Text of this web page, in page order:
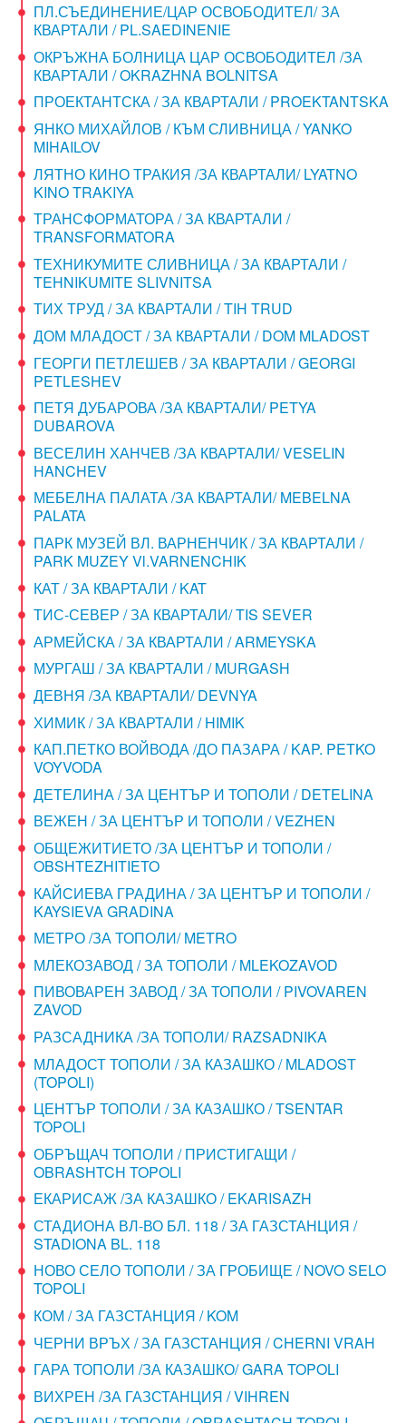
ПЛ.СЪЕДИНЕНИЕ/ЦАР ОСВОБОДИТЕЛ/ ЗА
КВАРТАЛИ / PL.SAEDINENIE
ОКРЪЖНА БОЛНИЦА ЦАР ОСВОБОДИТЕЛ /ЗА
КВАРТАЛИ / OKRAZHNA BOLNITSA
ПРОЕКТАНТСКА / ЗА КВАРТАЛИ / PROEKTANTSKA
ЯНКО МИХАЙЛОВ / КЪМ СЛИВНИЦА / YANKO
MIHAILOV
ЛЯТНО КИНО ТРАКИЯ /ЗА КВАРТАЛИ/ LYATNO
KINO TRAKIYA
ТРАНСФОРМАТОРА / ЗА КВАРТАЛИ /
TRANSFORMATORA
ТЕХНИКУМИТЕ СЛИВНИЦА / ЗА КВАРТАЛИ /
TEHNIKUMITE SLIVNITSA
ТИХ ТРУД / ЗА КВАРТАЛИ / TIH TRUD
ДОМ МЛАДОСТ / ЗА КВАРТАЛИ / DOM MLADOST
ГЕОРГИ ПЕТЛЕШЕВ / ЗА КВАРТАЛИ / GEORGI
PETLESHEV
ПЕТЯ ДУБАРОВА /ЗА КВАРТАЛИ/ PETYA
DUBAROVA
ВЕСЕЛИН ХАНЧЕВ /ЗА КВАРТАЛИ/ VESELIN
HANCHEV
МЕБЕЛНА ПАЛАТА /ЗА КВАРТАЛИ/ MEBELNA
PALATA
ПАРК МУЗЕЙ ВЛ. ВАРНЕНЧИК / ЗА КВАРТАЛИ /
PARK MUZEY Vl.VARNENCHIK
КАТ / ЗА КВАРТАЛИ / KAT
ТИС-СЕВЕР / ЗА КВАРТАЛИ/ TIS SEVER
АРМЕЙСКА / ЗА КВАРТАЛИ / ARMEYSKA
МУРГАШ / ЗА КВАРТАЛИ / MURGASH
ДЕВНЯ /ЗА КВАРТАЛИ/ DEVNYA
ХИМИК / ЗА КВАРТАЛИ / HIMIK
КАП.ПЕТКО ВОЙВОДА /ДО ПАЗАРА / KAP. PETKO
VOYVODA
ДЕТЕЛИНА / ЗА ЦЕНТЪР И ТОПОЛИ / DETELINA
ВЕЖЕН / ЗА ЦЕНТЪР И ТОПОЛИ / VEZHEN
ОБЩЕЖИТИЕТО /ЗА ЦЕНТЪР И ТОПОЛИ /
OBSHTEZHITIETO
КАЙСИЕВА ГРАДИНА / ЗА ЦЕНТЪР И ТОПОЛИ /
KAYSIEVA GRADINA
МЕТРО /ЗА ТОПОЛИ/ METRO
МЛЕКОЗАВОД / ЗА ТОПОЛИ / MLEKOZAVOD
ПИВОВАРЕН ЗАВОД / ЗА ТОПОЛИ / PIVOVAREN
ZAVOD
РАЗСАДНИКА /ЗА ТОПОЛИ/ RAZSADNIKA
МЛАДОСТ ТОПОЛИ / ЗА КАЗАШКО / MLADOST
(TOPOLI)
ЦЕНТЪР ТОПОЛИ / ЗА КАЗАШКО / TSENTAR
TOPOLI
ОБРЪЩАЧ ТОПОЛИ / ПРИСТИГАЩИ /
OBRASHTCH TOPOLI
ЕКАРИСАЖ /ЗА КАЗАШКО / EKARISAZH
СТАДИОНА ВЛ-ВО БЛ. 118 / ЗА ГАЗСТАНЦИЯ /
STADIONA BL. 118
НОВО СЕЛО ТОПОЛИ / ЗА ГРОБИЩЕ / NOVO SELO
TOPOLI
КОМ / ЗА ГАЗСТАНЦИЯ / KOM
ЧЕРНИ ВРЪХ / ЗА ГАЗСТАНЦИЯ / CHERNI VRAH
ГАРА ТОПОЛИ /ЗА КАЗАШКО/ GARA TOPOLI
ВИХРЕН /ЗА ГАЗСТАНЦИЯ / VIHREN